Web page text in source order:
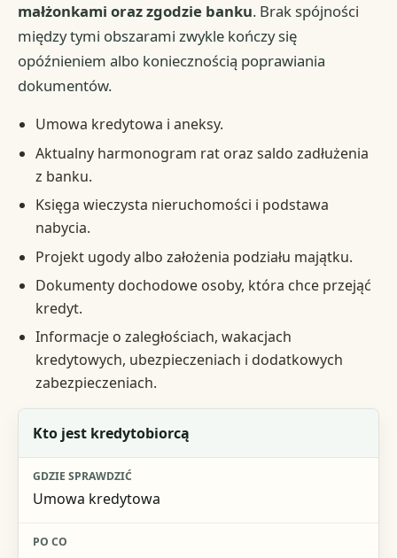
małżonkami oraz zgodzie banku. Brak spójności
między tymi obszarami zwykle kończy się
opóźnieniem albo koniecznością poprawiania
dokumentów.
Umowa kredytowa i aneksy.
Aktualny harmonogram rat oraz saldo zadłużenia
z banku.
Księga wieczysta nieruchomości i podstawa
nabycia.
Projekt ugody albo założenia podziału majątku.
Dokumenty dochodowe osoby, która chce przejąć
kredyt.
Informacje o zaległościach, wakacjach
kredytowych, ubezpieczeniach i dodatkowych
zabezpieczeniach.
Element do sprawdzenia
Gdzie sprawdzić
Kto jest kredytobiorcą
Umowa kredytowa